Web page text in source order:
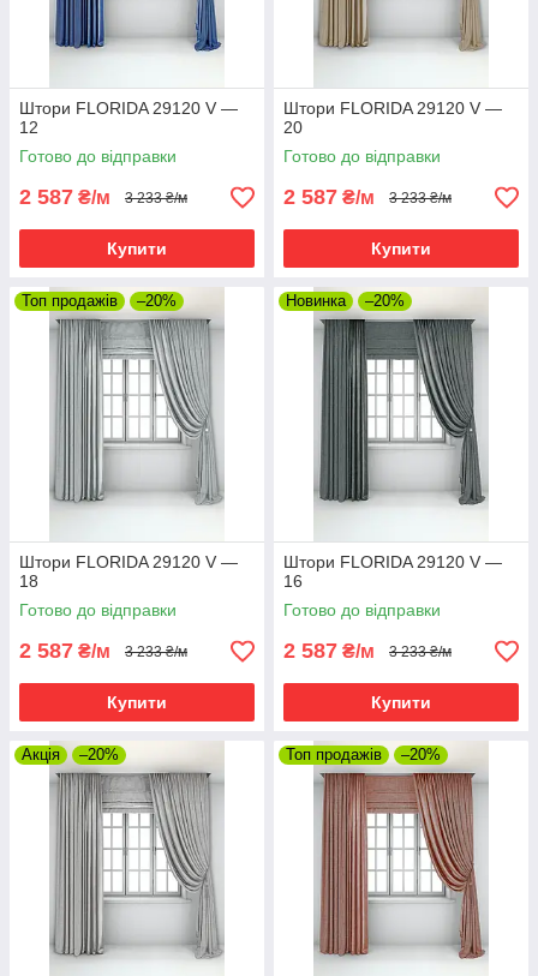
Штори FLORIDA 29120 V —
12
Готово до відправки
2 587 ₴/м 3 233 ₴/м
Купити
Штори FLORIDA 29120 V —
20
Готово до відправки
2 587 ₴/м 3 233 ₴/м
Купити
Топ продажів –20%
Штори FLORIDA 29120 V —
18
Готово до відправки
2 587 ₴/м 3 233 ₴/м
Купити
Новинка –20%
Штори FLORIDA 29120 V —
16
Готово до відправки
2 587 ₴/м 3 233 ₴/м
Купити
Акція –20% Топ продажів –20%